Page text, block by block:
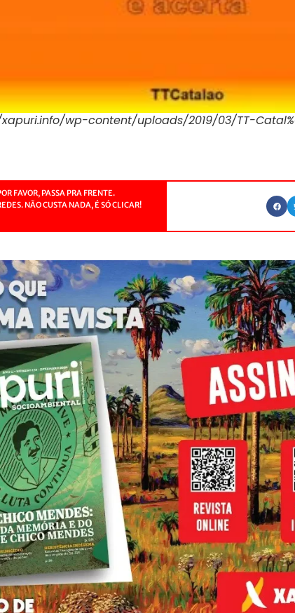
wp-content/uploads/2019/03/TT-
FAVOR, PASSA PRA FRENTE.
NÃO CUSTA NADA, É SÓ CLICAR!